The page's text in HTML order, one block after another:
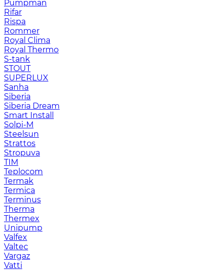
Pumpman
Rifar
Rispa
Rommer
Royal Clima
Royal Thermo
S-tank
STOUT
SUPERLUX
Sanha
Siberia
Siberia Dream
Smart Install
Solpi-M
Steelsun
Strattos
Stropuva
TIM
Teplocom
Termak
Termica
Terminus
Therma
Thermex
Unipump
Valfex
Valtec
Vargaz
Vatti